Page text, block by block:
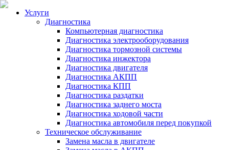
Услуги
Диагностика
Компьютерная диагностика
Диагностика электрооборудования
Диагностика тормозной системы
Диагностика инжектора
Диагностика двигателя
Диагностика АКПП
Диагностика КПП
Диагностика раздатки
Диагностика заднего моста
Диагностика ходовой части
Диагностика автомобиля перед покупкой
Техническое обслуживание
Замена масла в двигателе